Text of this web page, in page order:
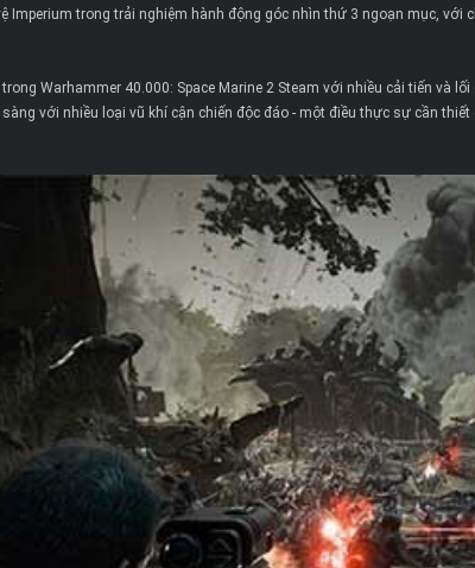
Imperium trong trải nghiệm hành động góc nhìn thứ 3 ngoạn mục,
Warhammer 40.000: Space Marine 2 Steam với nhiều cải tiến và
với nhiều loại vũ khí cận chiến độc đáo - một điều thực sự cần